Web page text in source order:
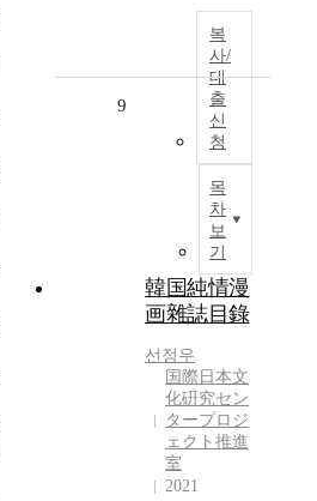
복
사/
대
출
신
청
목
차
보
기
9
韓国純情漫
画雜誌目錄
선정우
国際日本文
化硏究セン
タープロジ
ェクト推進
室
2021